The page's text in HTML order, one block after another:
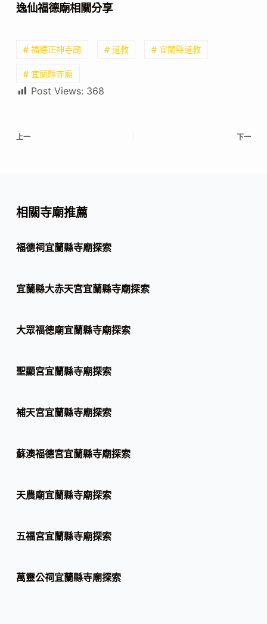
逸仙福德廟相關分享
# 福德正神寺廟 # 道教 # 宜蘭縣道教
# 宜蘭縣寺廟
Post Views: 368
上一 下一
相關寺廟推薦
福德祠宜蘭縣寺廟探索
宜蘭縣大赤天宮宜蘭縣寺廟探索
大眾福德廟宜蘭縣寺廟探索
聖顯宮宜蘭縣寺廟探索
補天宮宜蘭縣寺廟探索
蘇澳福德宮宜蘭縣寺廟探索
天農廟宜蘭縣寺廟探索
五福宮宜蘭縣寺廟探索
萬靈公祠宜蘭縣寺廟探索